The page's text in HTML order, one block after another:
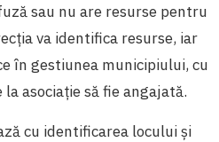
sau nu are resurse pentru
va identifica resurse, iar
în gestiunea municipiului, cu
asociație să fie angajată.
cu identificarea locului și